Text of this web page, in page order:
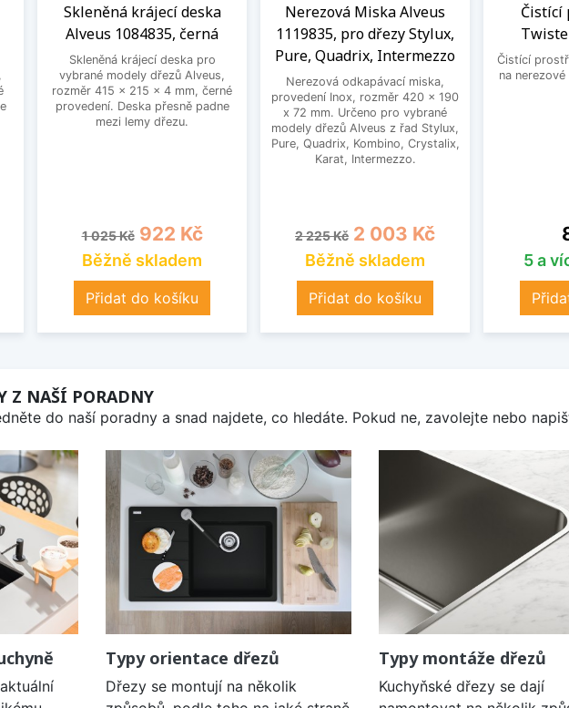
Skleněná krájecí deska
Alveus 1084835, černá
Skleněná krájecí deska pro
vybrané modely dřezů Alveus,
rozměr 415 x 215 x 4 mm, černé
provedení. Deska přesně padne
mezi lemy dřezu.
Běžná cena
1 025 Kč Cena
922 Kč
Běžně skladem
Přidat do košíku
Nerezová Miska Alveus
1119835, pro dřezy Stylux,
Pure, Quadrix, Intermezzo
Nerezová odkapávací miska,
provedení Inox, rozměr 420 x 190
x 72 mm. Určeno pro vybrané
modely dřezů Alveus z řad Stylux,
Pure, Quadrix, Kombino, Crystalix,
Karat, Intermezzo.
Běžná cena
2 225 Kč Cena
2 003 Kč
Běžně skladem
Přidat do košíku
Čistící
Čistící
na
5 a
Z NAŠÍ PORADNY
do naší poradny a snad najdete, co hledáte. Pokud ne, zavolejte nebo
Typy orientace dřezů
Dřezy se montují na několik
Typy montáže dřezů
Kuchyňské dřezy se dají